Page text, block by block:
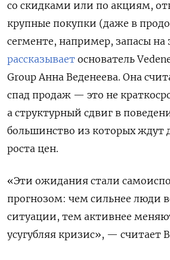
со скидками или по акциям,
крупные покупки (даже в
сегменте, например, запасы
рассказывает основатель
Group Анна Веденеева. Она
спад продаж — это не
а структурный сдвиг в
большинство из которых ждут
роста цен.
«Эти ожидания стали
прогнозом: чем сильнее люди
ситуации, тем активнее
усугубляя кризис», — считает